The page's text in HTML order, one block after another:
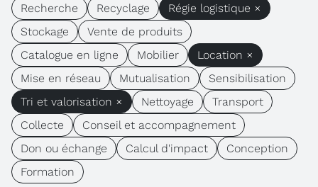
Recherche Recyclage
Régie logistique ×
Stockage
Vente de produits
Catalogue en ligne
Mobilier
Location ×
Mise en réseau
Mutualisation
Sensibilisation
Tri et valorisation ×
Nettoyage
Transport
Collecte
Conseil et accompagnement
Don ou échange
Calcul d'impact
Conception
Formation